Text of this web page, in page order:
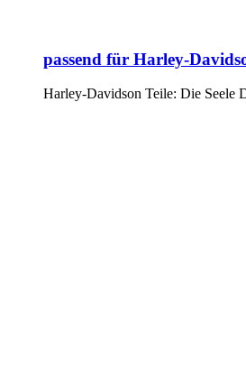
passend für Harley-
Harley-Davidson Teile: Die Seele